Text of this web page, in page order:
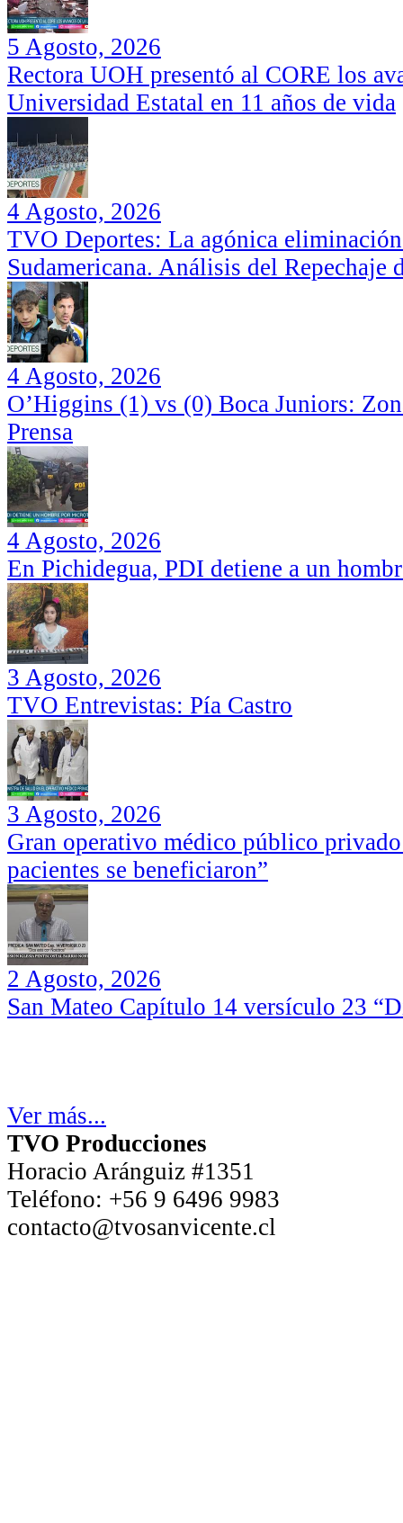
5 Agosto, 2026
Rectora UOH presentó al CORE los
Universidad Estatal en 11 años de vida
4 Agosto, 2026
TVO Deportes: La agónica
Sudamericana. Análisis del Repechaje
4 Agosto, 2026
O’Higgins (1) vs (0) Boca Juniors:
Prensa
4 Agosto, 2026
En Pichidegua, PDI detiene a un
3 Agosto, 2026
TVO Entrevistas: Pía Castro
3 Agosto, 2026
Gran operativo médico público
pacientes se beneficiaron”
2 Agosto, 2026
San Mateo Capítulo 14 versículo 23
Ver más...
TVO Producciones
Horacio Aránguiz #1351
Teléfono: +56 9 6496 9983
contacto@tvosanvicente.cl